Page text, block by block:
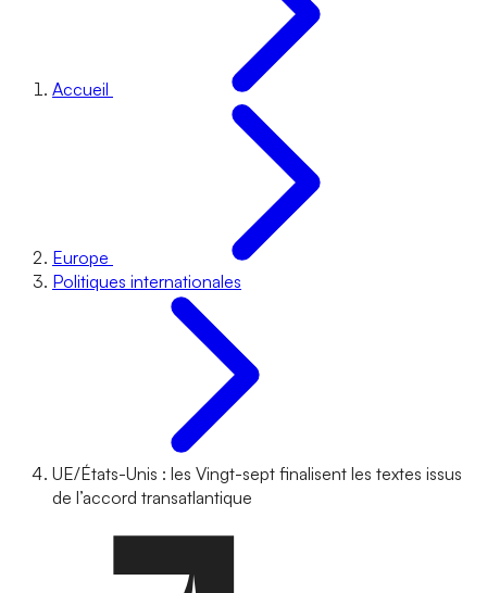
Accueil
Europe
Politiques internationales
UE/États-Unis : les Vingt-sept finalisent les textes issus
de l’accord transatlantique